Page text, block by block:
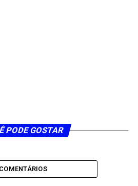
PODE GOSTAR
COMENTÁRIOS